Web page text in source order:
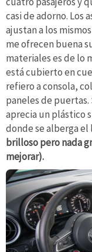
casi de adorno. Los
ajustan a los
me ofrecen buena
materiales es de lo
está cubierto en
refiero a consola,
paneles de puertas.
aprecia un plástico
donde se alberga el
brilloso pero nada
mejorar).